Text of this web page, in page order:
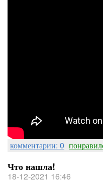
комментарии: 0
Что нашла!
18-12-2021 16:46